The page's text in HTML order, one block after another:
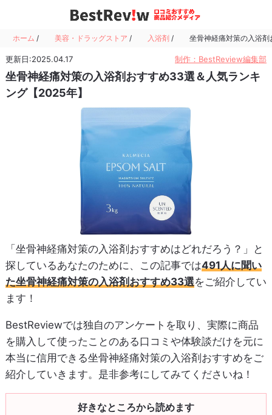
ホーム / 美容・ドラッグストア / 入浴剤 / 坐骨神経痛対策の入浴
更新日:2025.04.17 制作：BestReview編集部
坐骨神経痛対策の入浴剤おすすめ33選＆人気ランキ
ング【2025年】
「坐骨神経痛対策の入浴剤おすすめはどれだろう？」と
探しているあなたのために、この記事では491人に聞い
た坐骨神経痛対策の入浴剤おすすめ33選をご紹介してい
ます！
BestReviewでは独自のアンケートを取り、実際に商品
を購入して使ったことのある口コミや体験談だけを元に
本当に信用できる坐骨神経痛対策の入浴剤おすすめをご
紹介していきます。是非参考にしてみてくださいね！
好きなところから読めます